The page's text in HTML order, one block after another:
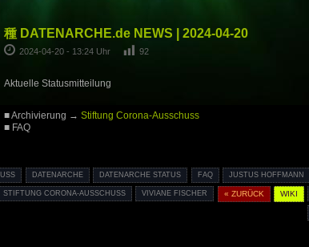
種 DATENARCHE.de NEWS | 2024-04-20
2024-04-20 - 13:24 Uhr 92
Aktuelle Statusmitteilung
■ Archivierung → Stiftung Corona-Ausschuss
■ FAQ
DATENARCHE DATENARCHE STATUS FAQ JUSTUS HOFFMANN
STIFTUNG CORONA-AUSSCHUSS VIVIANE FISCHER « ZURÜCK WIKI